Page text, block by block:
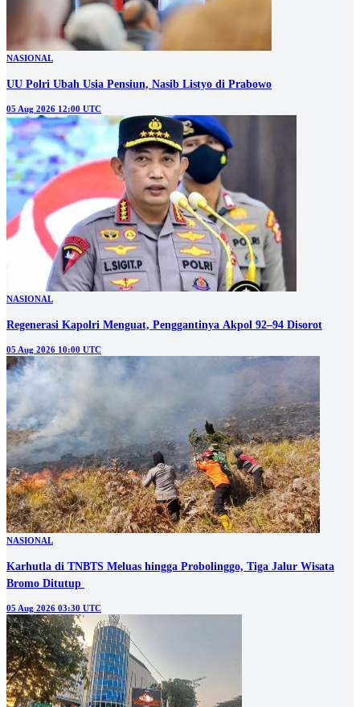
NASIONAL
UU Polri Ubah Usia Pensiun, Nasib Listyo di Prabowo
05 Aug 2026 12:00 UTC
NASIONAL
Regenerasi Kapolri Menguat, Penggantinya Akpol 92–94 Disorot
05 Aug 2026 10:00 UTC
NASIONAL
Karhutla di TNBTS Meluas hingga Probolinggo, Tiga Jalur Wisata
05 Aug 2026 03:30 UTC